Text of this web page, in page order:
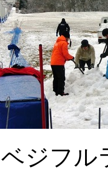
ジフル